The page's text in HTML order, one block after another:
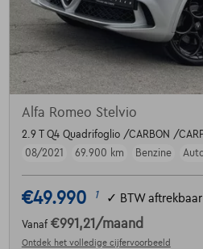
Alfa Romeo Stelvio
2.9 T Q4 Quadrifoglio /CARBON /
08/2021
69.900 km Benzine
€49.990 1 ✓ BTW aftrekbaar
Vanaf €991,21 /maand
Ontdek het volledige cijfervoorbeeld